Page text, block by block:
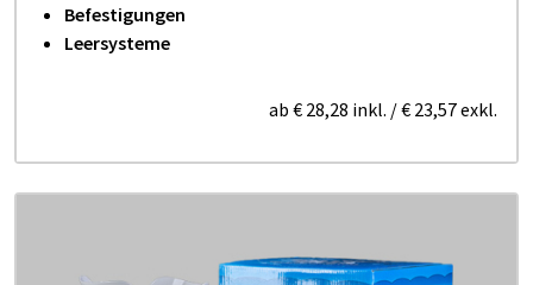
Befestigungen
Leersysteme
ab € 28,28 inkl. /€ 23,57exkl.